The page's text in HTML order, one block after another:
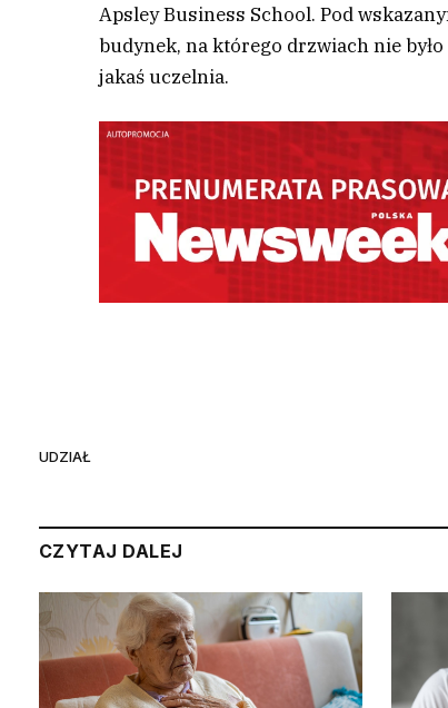
Apsley Business School. Pod
budynek, na którego drzwiach nie
jakaś uczelnia.
UDZIAŁ
CZYTAJ DALEJ